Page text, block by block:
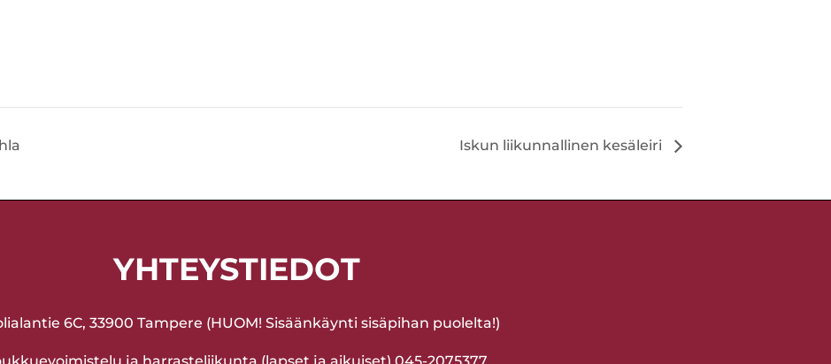
Iskun liikunnallinen kesäleiri
YHTEYSTIEDOT
6C, 33900 Tampere (HUOM! Sisäänkäynti sisäpihan puolelta!)